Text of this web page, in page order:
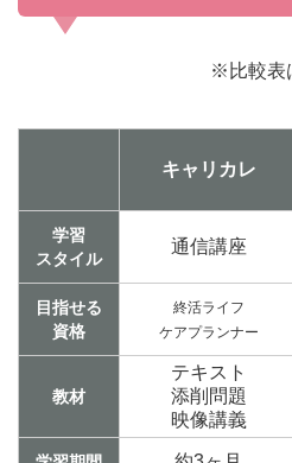
※比較表
キャリカレ
学習
スタイル
通信講座
目指せる
資格
終活ライフ
ケアプランナー
教材
テキスト
添削問題
映像講義